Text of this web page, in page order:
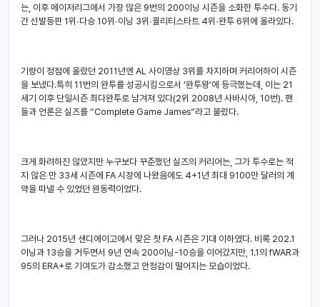
는, 이후 메이저리그에서 가장 많은 9번의 200이닝 시즌을 소화한 투수다. 동기
간 선발등판 1위∙다승 10위∙이닝 3위∙퀄리티스타트 4위∙완투 6위에 올라있다.
기량이 정점에 올랐던 2011년엔 AL 사이영상 3위를 차지하며 커리어하이 시즌
을 보냈다.특히 11번의 완투를 성공시킴으로서 ‘완투왕’에 등극했는데, 이는 21
세기 이후 단일시즌 최다완투로 남겨져 있다(2위 2008년 사바시아, 10번). 팬
들과 언론은 실즈를 “Complete Game James”라고 불렀다.
크게 화려하진 않았지만 누구보다 꾸준했던 실즈의 커리어는, 그가 투수로는 적
지 않은 만 33세 시즌에 FA 시장에 나왔음에도 4+1년 최대 9100만 달러의 계
약을 따낼 수 있었던 원동력이었다.
그러나 2015년 샌디에이고에서 맞은 첫 FA 시즌은 기대 이하였다. 비록 202.1
이닝과 13승을 거두면서 9년 연속 200이닝-10승을 이어갔지만, 1.1의 fWAR과
95의 ERA+로 기여도가 감소했고 안정감이 떨어지는 모습이었다.